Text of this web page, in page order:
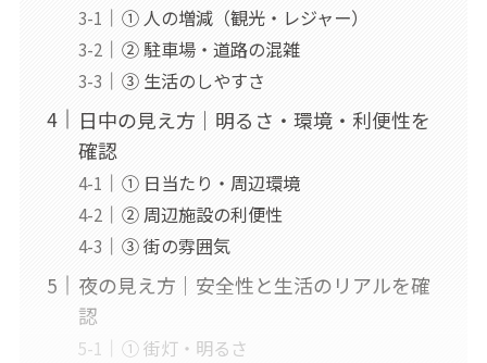
① 人の増減（観光・レジャー）
② 駐車場・道路の混雑
③ 生活のしやすさ
日中の見え方｜明るさ・環境・利便性を
確認
① 日当たり・周辺環境
② 周辺施設の利便性
③ 街の雰囲気
夜の見え方｜安全性と生活のリアルを確
認
① 街灯・明るさ